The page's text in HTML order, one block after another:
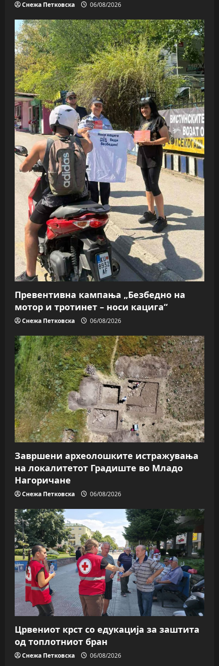
Снежа Петковска 06/08/2026
Превентивна кампања „Безбедно на
мотор и тротинет – носи кацига“
Снежа Петковска 06/08/2026
Завршени археолошките истражувања
на локалитетот Градиште во Младо
Нагоричане
Снежа Петковска 06/08/2026
Црвениот крст со едукација за заштита
од топлотниот бран
Снежа Петковска 06/08/2026